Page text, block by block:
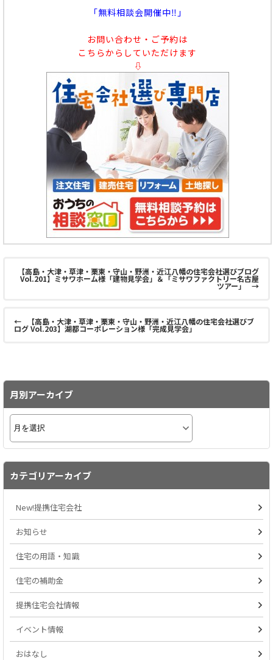
「無料相談会開催中‼」
お問い合わせ・ご予約は
こちらからしていただけます
⇩
【高島・大津・草津・栗東・守山・野洲・近江八幡の住宅会社選びブログ
Vol.201】ミサワホーム様「建物見学会」＆「ミサワファクトリー名古屋
ツアー」 →
← 【高島・大津・草津・栗東・守山・野洲・近江八幡の住宅会社選びブ
ログ Vol.203】湖都コーポレーション様「完成見学会」
月別アーカイブ
カテゴリアーカイブ
New!提携住宅会社
お知らせ
住宅の用語・知識
住宅の補助金
提携住宅会社情報
イベント情報
おはなし